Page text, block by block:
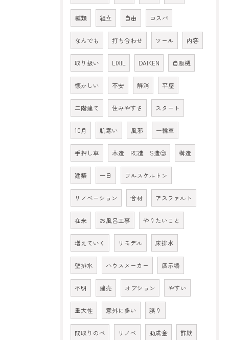
種類 組立 自由 コスパ
なんでも 打ち合わせ ツール 内容
取り扱い LIXIL DAIKEN 自販機
懐かしい 不安 解消 平屋
二階建て 住みやすさ スタート
10月 肌寒い 風邪 一輪車
手押し車 木造 RC造 S造🧐 構造
建築 一日 フルスケルトン
リノベーション 合材 アスファルト
在来 お風呂工事 やりたいこと
増えていく リモデル 床排水
壁排水 ハウスメーカー 展示場
不明 建売 オプション やすい
重大性 意外に多い 誤り
間取りのべ リノベ 助成金 詐欺